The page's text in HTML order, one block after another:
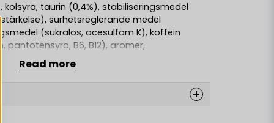
taurin (0,4%), stabiliseringsmedel
surhetsreglerande medel
(sukralos, acesulfam K), koffein
pantotensyra, B6, B12), aromer,
färgämne (riboflaviner).
hög koffeinhalt Rekommenderas ej för barn,
personer känsliga för koffein. Användning
rekommenderas ej.
Read more